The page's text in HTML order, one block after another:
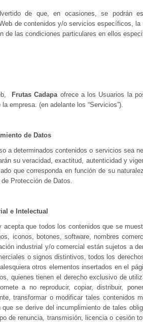
de que, en ocasiones, se podrán
de contenidos y/o servicios específicos,
de las condiciones particulares en ellos
Frutas Cadapaofrece a los Usuarios la
empresa. (en adelante los “Servicios”).
de Datos
a determinados contenidos o servicios sea
su veracidad, exactitud, autenticidad y
que corresponda en función de su
Protección de Datos.
e Intelectual
acepta que todos los contenidos que se
iconos, botones, software, nombres
industrial y/o comercial están sujetos a
o signos distintivos, todos los
otros elementos insertados en el
quienes tienen el derecho exclusivo de
a no reproducir, copiar, distribuir,
transformar o modificar tales contenidos
que se derive del incumplimiento de tales
de renuncia, transmisión, licencia o cesión